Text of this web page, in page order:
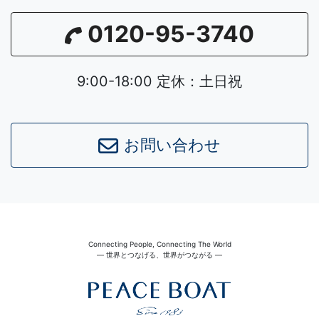
0120-95-3740
9:00-18:00 定休：土日祝
お問い合わせ
Connecting People, Connecting The World
― 世界とつなげる、世界がつながる ―